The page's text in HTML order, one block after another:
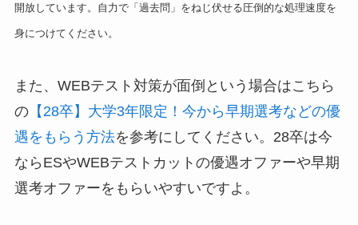
開放しています。自力で「過去問」をねじ伏せる圧倒的な処理速度を
身につけてください。
また、WEBテスト対策が面倒という場合はこちら
の【28卒】大学3年限定！今から早期選考などの優
遇をもらう方法を参考にしてください。28卒は今
ならESやWEBテストカットの優遇オファーや早期
選考オファーをもらいやすいですよ。